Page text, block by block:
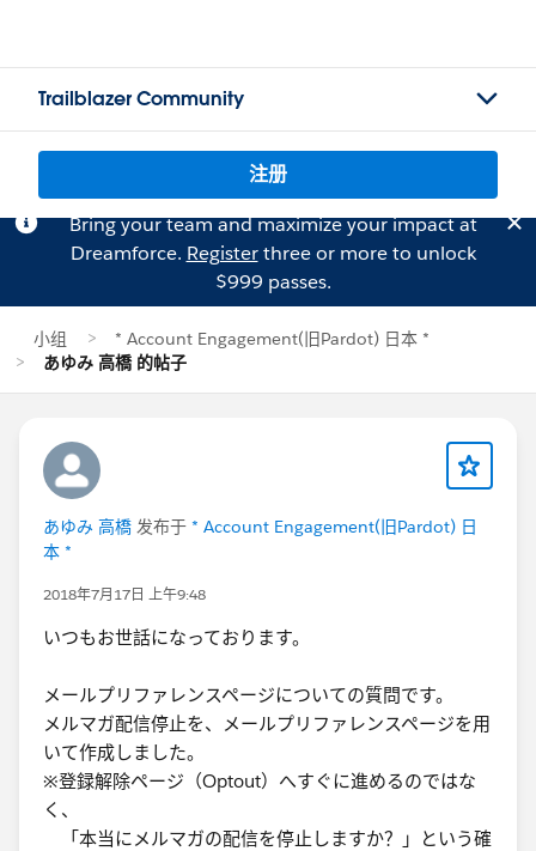
Trailblazer Community
注册
Bring your team and maximize your impact at
Dreamforce. Registerthree or more to unlock
$999 passes.
小组
* Account Engagement(旧Pardot) 日本 *
あゆみ 高橋 的帖子
あゆみ 高橋 发布于 * Account Engagement(旧Pardot) 日
本 *
2018年7月17日 上午9:48
いつもお世話になっております。
メールプリファレンスページについての質問です。
メルマガ配信停止を、メールプリファレンスページを用
いて作成しました。
※登録解除ページ（Optout）へすぐに進めるのではな
く、
「本当にメルマガの配信を停止しますか？」という確